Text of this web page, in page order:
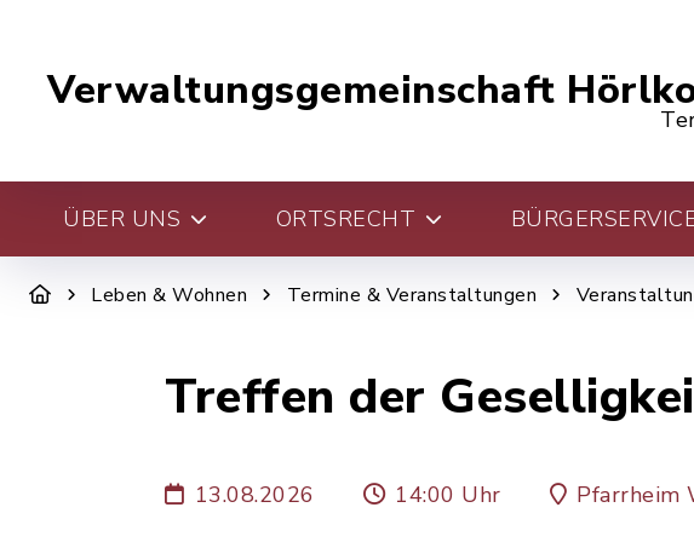
Verwaltungsgemeinschaft
ÜBER UNS ORTSRECHT
Leben & Wohnen Termine & Veranstaltungen
Treffen der
13.08.2026 14:00 Uhr Pfarrheim